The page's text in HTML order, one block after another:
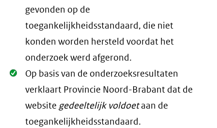
Oké.
gevonden op de
toegankelijkheidsstandaard, die niet
konden worden hersteld voordat het
onderzoek werd afgerond.
Oké.
Op basis van de onderzoeksresultaten
verklaart Provincie Noord-Brabant dat de
websitegedeeltelijk voldoetaan de
toegankelijkheidsstandaard.